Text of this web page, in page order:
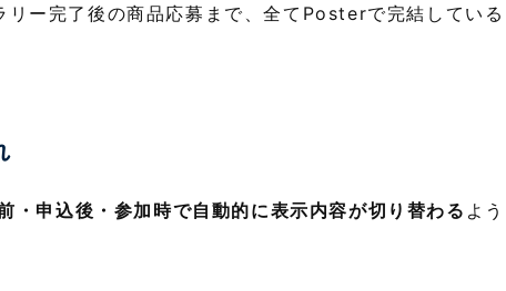
リー完了後の商品応募まで、全てPosterで完結している
・申込後・参加時で自動的に表示内容が切り替わる よう